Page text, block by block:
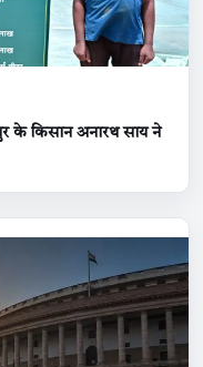
के किसान अनारथ साय ने